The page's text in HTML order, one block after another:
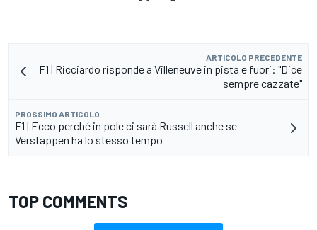
ARTICOLO PRECEDENTE
F1 | Ricciardo risponde a Villeneuve in pista e fuori: "Dice
sempre cazzate"
PROSSIMO ARTICOLO
F1 | Ecco perché in pole ci sarà Russell anche se
Verstappen ha lo stesso tempo
TOP COMMENTS